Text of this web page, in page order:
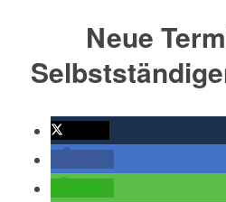
Neue